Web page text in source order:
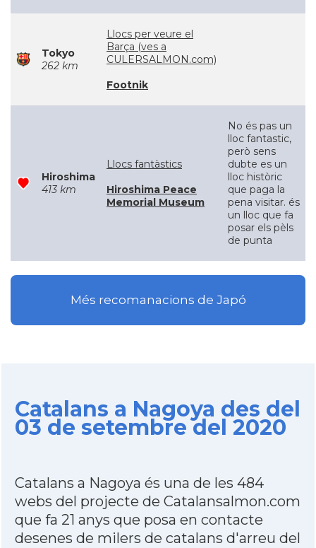
Tokyo
262 km
Llocs per veure el
Barça (ves a
CULERSALMON.com)
Footnik
Hiroshima
413 km
Llocs fantàstics
Hiroshima Peace
Memorial Museum
No és pas un
lloc fantastic,
però sens
dubte es un
lloc històric
que paga la
pena visitar. és
un lloc que fa
posar els pèls
de punta
Més recomanacions de Japó
Catalans a Nagoya des del
03 de setembre del 2020
Catalans a Nagoya és una de les 484
webs del projecte de Catalansalmon.com
que fa 21 anys que posa en contacte
desenes de milers de catalans d'arreu del